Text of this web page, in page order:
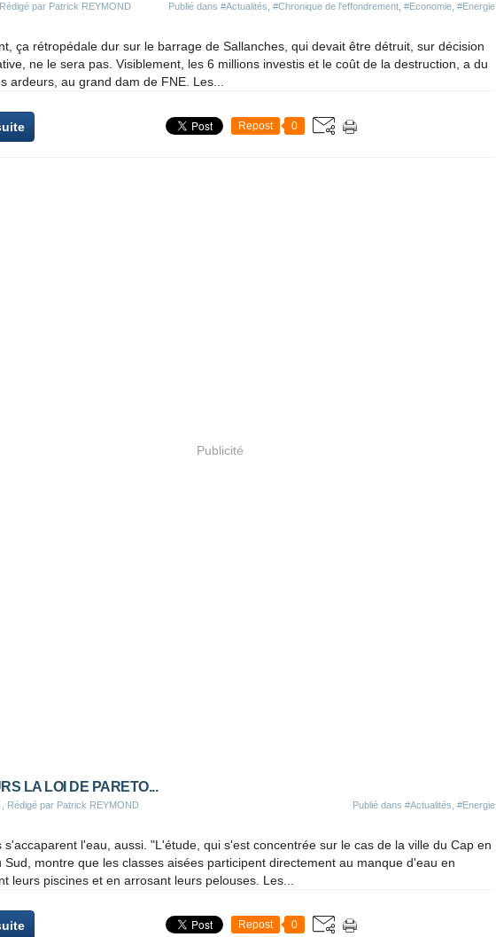
Rédigé par Patrick REYMOND Publié dans #Actualités #Chronique de l'effondrement #Economie #Energie
ça rétropédale dur sur le barrage de Sallanches, qui devait être détruit, sur décision
ne le sera pas. Visiblement, les 6 millions investis et le coût de la destruction, a du
ardeurs, au grand dam de FNE. Les...
Repost 0
Publicité
LA LOI DE PARETO...
, Rédigé par Patrick REYMOND Publié dans #Actualités #Energie
s'accaparent l'eau, aussi. "L'étude, qui s'est concentrée sur le cas de la ville du Cap en
Sud, montre que les classes aisées participent directement au manque d'eau en
leurs piscines et en arrosant leurs pelouses. Les...
Repost 0